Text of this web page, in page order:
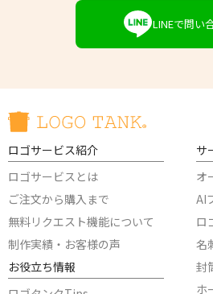
LINEで問い
ロゴサービス紹介
ロゴサービスとは
ご注文から購入まで
無料リクエスト機能について
制作実績・お客様の声
お役立ち情報
サ
オ
AI
ロ
名
封
ホ